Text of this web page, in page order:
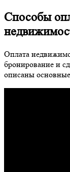
Способы
Оплата
бронирование и
описаны